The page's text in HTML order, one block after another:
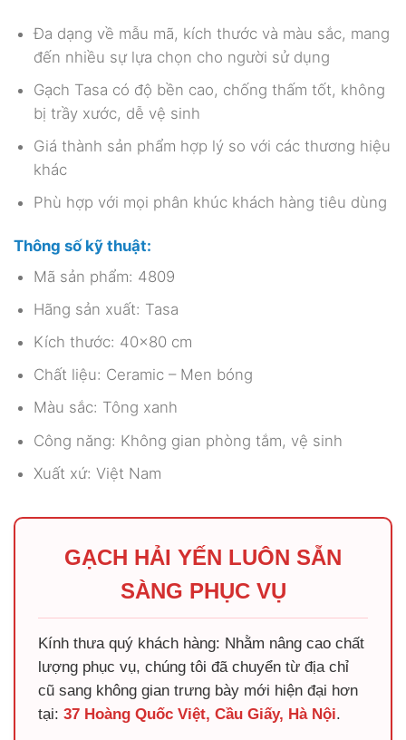
Đa dạng về mẫu mã, kích thước và màu sắc, mang
đến nhiều sự lựa chọn cho người sử dụng
Gạch Tasa có độ bền cao, chống thấm tốt, không
bị trầy xước, dễ vệ sinh
Giá thành sản phẩm hợp lý so với các thương hiệu
khác
Phù hợp với mọi phân khúc khách hàng tiêu dùng
Thông số kỹ thuật:
Mã sản phẩm: 4809
Hãng sản xuất: Tasa
Kích thước: 40×80 cm
Chất liệu: Ceramic – Men bóng
Màu sắc: Tông xanh
Công năng: Không gian phòng tắm, vệ sinh
Xuất xứ: Việt Nam
GẠCH HẢI YẾN LUÔN SẴN
SÀNG PHỤC VỤ
Kính thưa quý khách hàng: Nhằm nâng cao chất
lượng phục vụ, chúng tôi đã chuyển từ địa chỉ
cũ sang không gian trưng bày mới hiện đại hơn
tại: 37 Hoàng Quốc Việt, Cầu Giấy, Hà Nội.